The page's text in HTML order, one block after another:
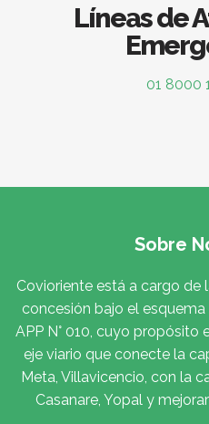
Líneas de
01 8000
Sobre
Covioriente está a cargo
concesión bajo el
APP N° 010, cuyo propósito
eje viario que conecte la
Meta, Villavicencio, con la
Casanare, Yopal y